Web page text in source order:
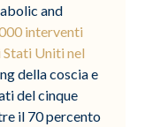
and
interventi
Uniti nel
della coscia e
del cinque
il 70 percento